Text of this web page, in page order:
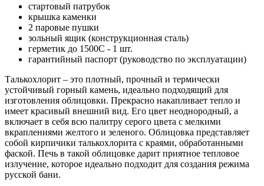
стартовый патрубок
крышка каменки
2 паровые пушки
зольный ящик (конструкционная сталь)
герметик до 1500С - 1 шт.
гарантийный паспорт (руководство по эксплуатации)
Талькохлорит – это плотный, прочный и термически
устойчивый горный камень, идеально подходящий для
изготовления облицовки. Прекрасно накапливает тепло и
имеет красивый внешний вид. Его цвет неоднородный, а
включает в себя всю палитру серого цвета с мелкими
вкраплениями желтого и зеленого. Облицовка представляет
собой кирпичики талькохлорита с краями, обработанными
фаской. Печь в такой облицовке дарит приятное тепловое
излучение, которое идеально подходит для создания режима
русской бани.